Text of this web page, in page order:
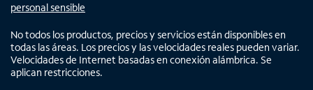
personal sensible
No todos los productos, precios y servicios están disponibles en
todas las áreas. Los precios y las velocidades reales pueden variar.
Velocidades de Internet basadas en conexión alámbrica. Se
aplican restricciones.